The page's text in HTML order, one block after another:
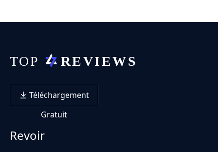
Téléchargement
Gratuit
Revoir